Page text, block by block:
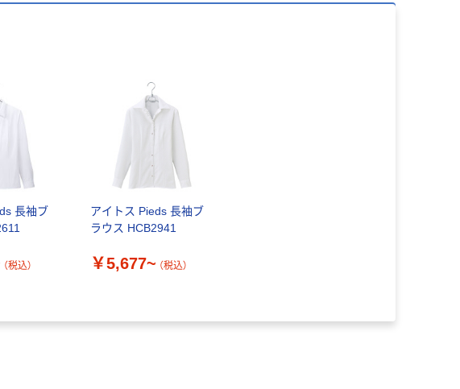
長袖ブ
（税込）
アイトス Pieds 長袖ブ
ラウス HCB2941
￥5,677~ （税込）